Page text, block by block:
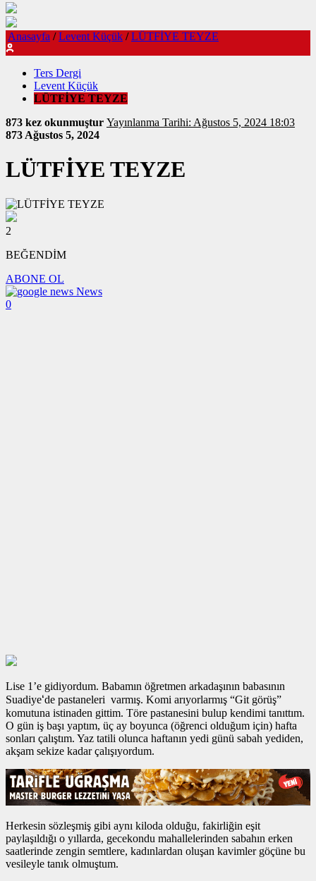
Anasayfa / Levent Küçük / LÜTFİYE TEYZE
Ters Dergi
Levent Küçük
LÜTFİYE TEYZE
873 kez okunmuştur Yayınlanma Tarihi: Ağustos 5, 2024 18:03
873 Ağustos 5, 2024
LÜTFİYE TEYZE
2
BEĞENDİM
ABONE OL
News
0
Lise 1’e gidiyordum. Babamın öğretmen arkadaşının babasının
Suadiye‘de pastaneleri varmış. Komi arıyorlarmış “Git görüş”
komutuna istinaden gittim. Töre pastanesini bulup kendimi tanıttım.
O gün iş başı yaptım, üç ay boyunca (öğrenci olduğum için) hafta
sonları çalıştım. Yaz tatili olunca haftanın yedi günü sabah yediden,
akşam sekize kadar çalışıyordum.
Herkesin sözleşmiş gibi aynı kiloda olduğu, fakirliğin eşit
paylaşıldığı o yıllarda, gecekondu mahallelerinden sabahın erken
saatlerinde zengin semtlere, kadınlardan oluşan kavimler göçüne bu
vesileyle tanık olmuştum.